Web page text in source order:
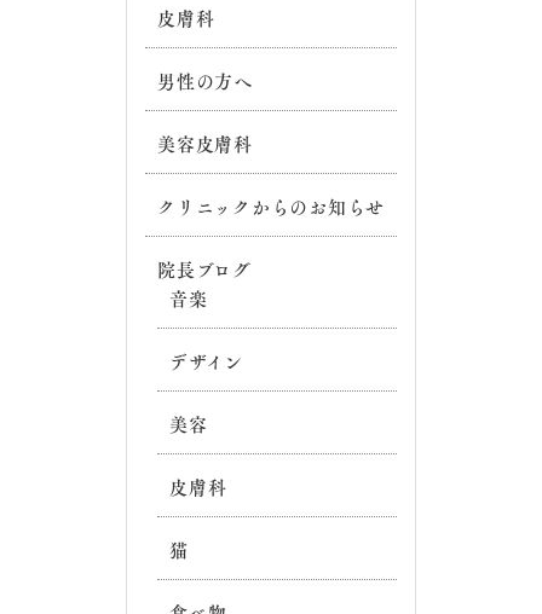
皮膚科
男性の方へ
美容皮膚科
クリニックからのお知らせ
院長ブログ
音楽
デザイン
美容
皮膚科
猫